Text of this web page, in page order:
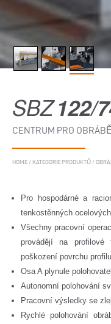
SBZ122/
CENTRUM PRO
HOME / KATEGORIE PRODUKTŮ /
Pro hospodárné a
tenkostěnných
Všechny pracovní
provádějí na
poškození povrchu profilu
Osa A plynule
Autonomní polohování
Pracovní výsledky se
Rychlé polohování